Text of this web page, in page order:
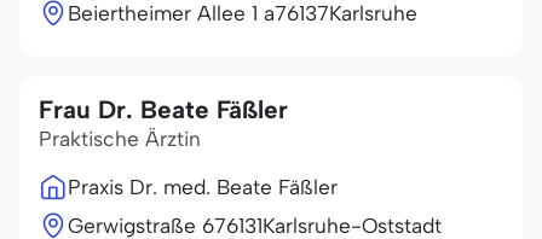
Beiertheimer Allee 1 a76137Karlsruhe
Frau Dr. Beate Fäßler
Praktische Ärztin
Praxis Dr. med. Beate Fäßler
Gerwigstraße 676131Karlsruhe-Oststadt